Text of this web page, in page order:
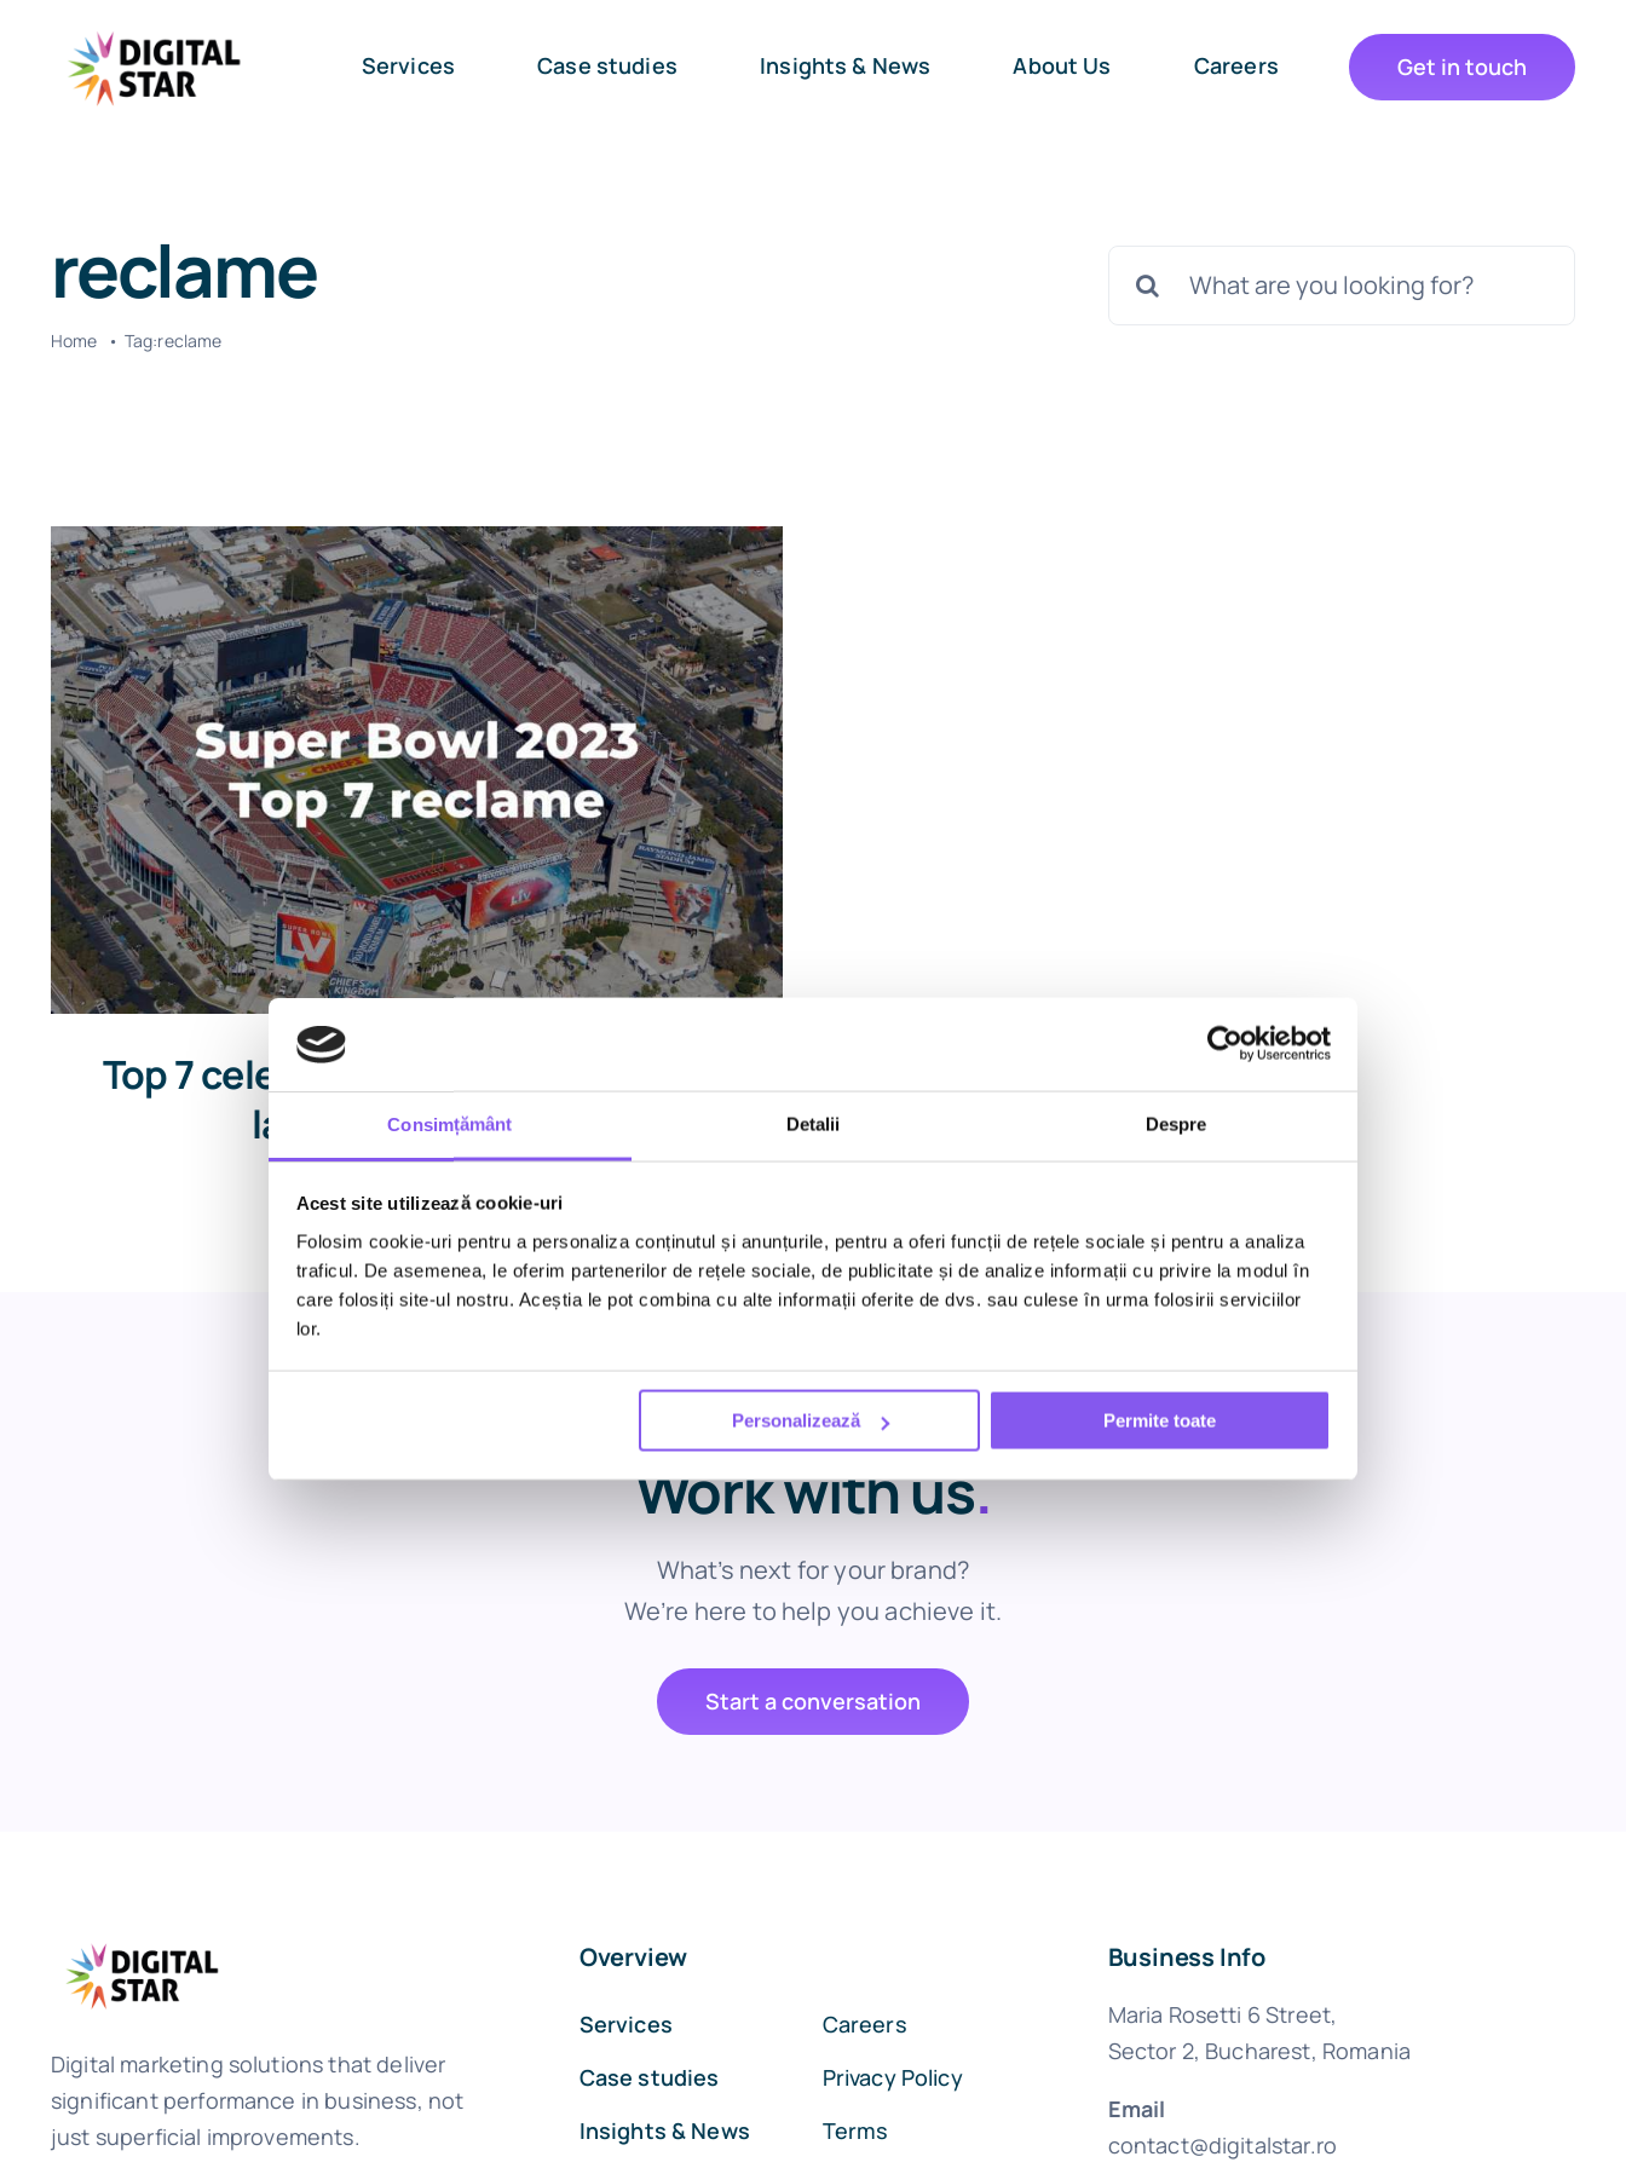
Consimțământ Detalii Despre
Acest site utilizează cookie-uri
Folosim cookie-uri pentru a personaliza conținutul și anunțurile, pentru a oferi funcții de rețele sociale și pentru a analiza
traficul. De asemenea, le oferim partenerilor de rețele sociale, de publicitate și de analize informații cu privire la modul în
care folosiți site-ul nostru. Aceștia le pot combina cu alte informații oferite de dvs. sau culese în urma folosirii serviciilor
lor.
Personalizează Permite toate
content
Services Case studies Insights & News About Us Careers Get in touch
reclame
Home Tag:reclame
Top 7 cele mai simpatice reclame de
la Super Bowl 2023
Business inquiries
Work with us.
What’s next for your brand?
We’re here to help you achieve it.
Start a conversation
Digital marketing solutions that deliver
significant performance in business, not
just superficial improvements.
Overview
Services
Case studies
Insights & News
Careers
Privacy Policy
Terms
Business Info
Maria Rosetti 6 Street,
Sector 2, Bucharest, Romania
Email
contact@digitalstar.ro